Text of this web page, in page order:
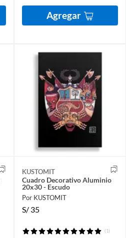
Agregar
KUSTOMIT
Cuadro Decorativo Aluminio
20x30 - Escudo
Por KUSTOMIT
S/ 35
(1)